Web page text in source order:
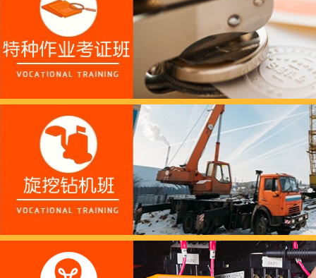
养老护理员培训——提
十二月：保持热爱，成
跟“emo”说拜拜！
浓浓端午情，欢乐“粽
这个春天，以爱之名，
养老护理员培训——提